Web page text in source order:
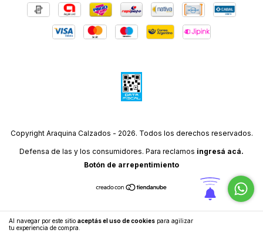
Al navegar por este sitio aceptás el uso de cookies para agilizar
tu experiencia de compra.
Copyright Araquina Calzados - 2026. Todos los derechos reservados.
Defensa de las y los consumidores. Para reclamos ingresá acá.
Botón de arrepentimiento